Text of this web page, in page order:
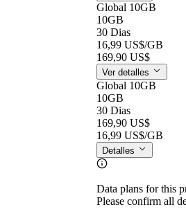
Global 10GB
10GB
30 Dias
16,99 US$/GB
169,90 US$
Ver detalles
Global 10GB
10GB
30 Dias
169,90 US$
16,99 US$/GB
Detalles
Data plans for this
Please confirm all